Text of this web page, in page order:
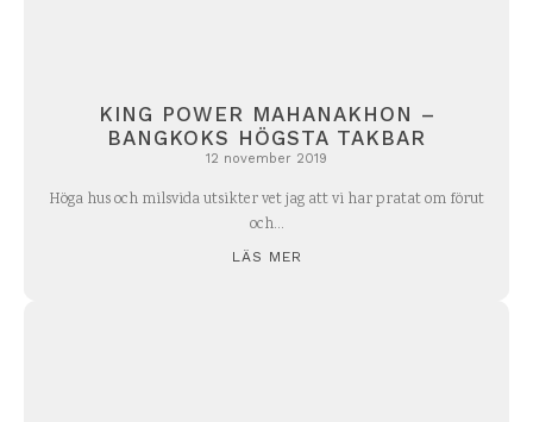
KING POWER MAHANAKHON –
BANGKOKS HÖGSTA TAKBAR
12 november 2019
Höga hus och milsvida utsikter vet jag att vi har pratat om förut
och...
LÄS MER